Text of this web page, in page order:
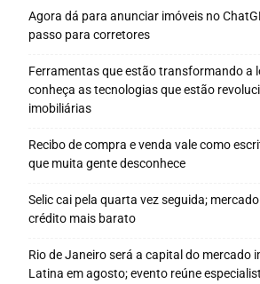
Agora dá para anunciar imóveis no
passo para corretores
Ferramentas que estão transformando a
conheça as tecnologias que estão
imobiliárias
Recibo de compra e venda vale como
que muita gente desconhece
Selic cai pela quarta vez seguida;
crédito mais barato
Rio de Janeiro será a capital do mercado
Latina em agosto; evento reúne